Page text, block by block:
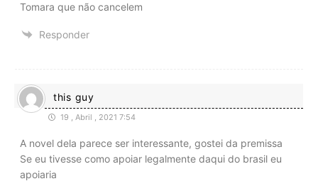
Tomara que não cancelem
Responder
this guy
19 , Abril , 2021 7:54
A novel dela parece ser interessante, gostei da premissa
Se eu tivesse como apoiar legalmente daqui do brasil eu
apoiaria